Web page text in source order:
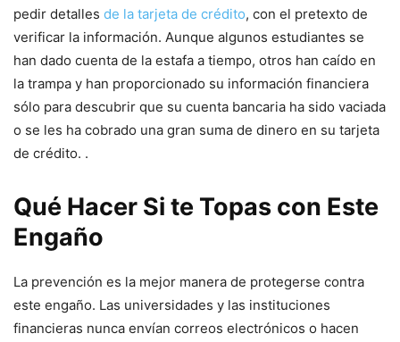
pedir detalles de la tarjeta de crédito, con el pretexto de
verificar la información. Aunque algunos estudiantes se
han dado cuenta de la estafa a tiempo, otros han caído en
la trampa y han proporcionado su información financiera
sólo para descubrir que su cuenta bancaria ha sido vaciada
o se les ha cobrado una gran suma de dinero en su tarjeta
de crédito. .
Qué Hacer Si te Topas con Este
Engaño
La prevención es la mejor manera de protegerse contra
este engaño. Las universidades y las instituciones
financieras nunca envían correos electrónicos o hacen